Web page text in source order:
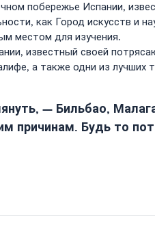
побережье Испании,
как Город искусств и
местом для изучения.
известный своей
а также одни из
— Бильбао,
причинам. Будь то